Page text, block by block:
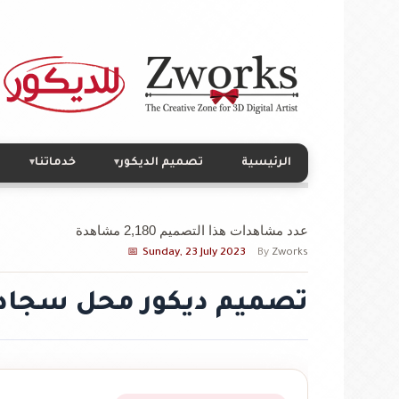
الرئيسية تصميم الديكور▾ خدماتنا▾
عدد مشاهدات هذا التصميم 2,180 مشاهدة
Sunday, 23 July 2023 By Zworks
تصميم ديكور محل